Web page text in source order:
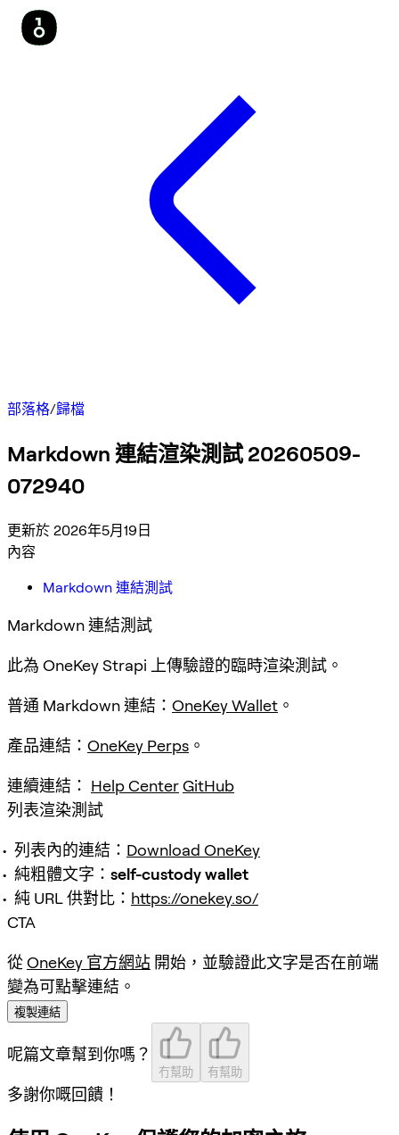
部落格/歸檔
Markdown 連結渲染測試 20260509-
072940
更新於 2026年5月19日
內容
Markdown 連結測試
Markdown 連結測試
此為 OneKey Strapi 上傳驗證的臨時渲染測試。
普通 Markdown 連結： OneKey Wallet 。
產品連結： OneKey Perps 。
連續連結： Help CenterGitHub
列表渲染測試
列表內的連結： Download OneKey
純粗體文字： self-custody wallet
純 URL 供對比： https://onekey.so/
CTA
從OneKey 官方網站 開始，並驗證此文字是否在前端
變為可點擊連結。
複製連結
呢篇文章幫到你嗎？
冇幫助 有幫助
多謝你嘅回饋！